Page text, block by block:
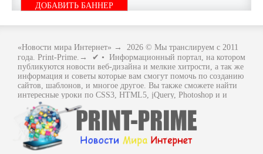
ДОБАВИТЬ БАННЕР
«Новости мира Интернет» → 2026 © Мы транслируем с 2011
года. Print-Prime.→ ✔ • Информационный портал, на котором
публикуются новости веб-дизайна и мелкие хитрости, а так же
информация и советы которые вам смогут помочь по созданию
сайтов, шаблонов, и многое другое. Вы также сможете найти
интересные уроки по CSS3, HTML5, jQuery, Photoshop и и
многое другое, интересное, с интернет мира. Вся информация
размещенная на сайте предназначена исключительно в
ознакомительных целях и ошибки в учении не кто не отменял
.. Как говориться - "Не бойся, когда не знаешь: страшно, когда
знать не хочется.